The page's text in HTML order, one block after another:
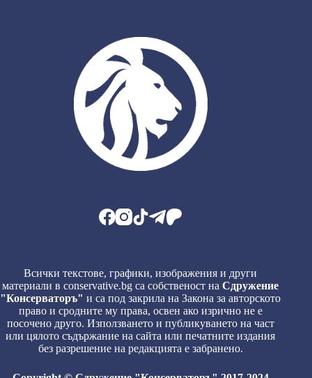
Всички текстове, графики, изображения и други
материали в conservative.bg са собственост наСдружение
"Консерваторъ" и са под закрила на Закона за авторското
право и сродните му права, освен ако изрично не е
посочено друго. Използването и публикуването на част
или цялото съдържание на сайта или печатните издания
без разрешение на редакцията е забранено.